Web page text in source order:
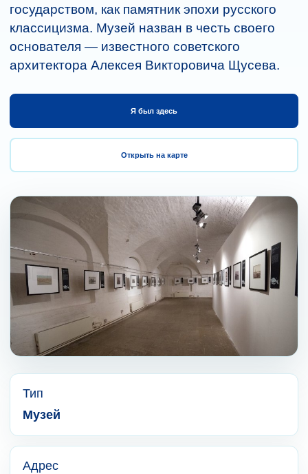
государством, как памятник эпохи русского
классицизма. Музей назван в честь своего
основателя — известного советского
архитектора Алексея Викторовича Щусева.
Я был здесь
Открыть на карте
Тип
Музей
Адрес